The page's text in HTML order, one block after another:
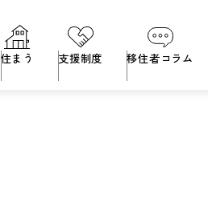
住まう 支援制度 移住者コラム